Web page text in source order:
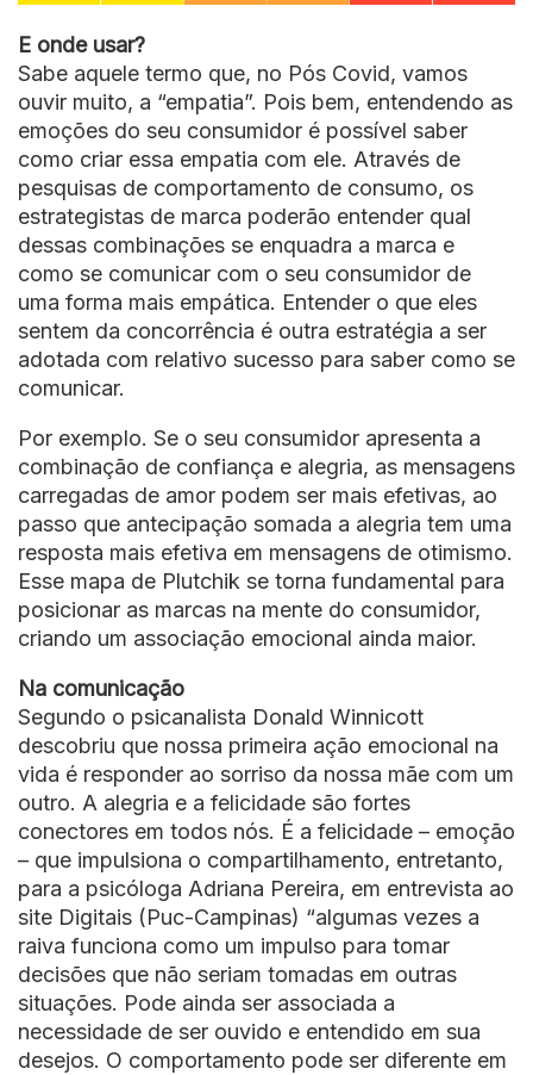
E onde usar?
Sabe aquele termo que, no Pós Covid, vamos
ouvir muito, a “empatia”. Pois bem, entendendo as
emoções do seu consumidor é possível saber
como criar essa empatia com ele. Através de
pesquisas de comportamento de consumo, os
estrategistas de marca poderão entender qual
dessas combinações se enquadra a marca e
como se comunicar com o seu consumidor de
uma forma mais empática. Entender o que eles
sentem da concorrência é outra estratégia a ser
adotada com relativo sucesso para saber como se
comunicar.
Por exemplo. Se o seu consumidor apresenta a
combinação de confiança e alegria, as mensagens
carregadas de amor podem ser mais efetivas, ao
passo que antecipação somada a alegria tem uma
resposta mais efetiva em mensagens de otimismo.
Esse mapa de Plutchik se torna fundamental para
posicionar as marcas na mente do consumidor,
criando um associação emocional ainda maior.
Na comunicação
Segundo o psicanalista Donald Winnicott
descobriu que nossa primeira ação emocional na
vida é responder ao sorriso da nossa mãe com um
outro. A alegria e a felicidade são fortes
conectores em todos nós. É a felicidade – emoção
– que impulsiona o compartilhamento, entretanto,
para a psicóloga Adriana Pereira, em entrevista ao
site Digitais (Puc-Campinas) “algumas vezes a
raiva funciona como um impulso para tomar
decisões que não seriam tomadas em outras
situações. Pode ainda ser associada a
necessidade de ser ouvido e entendido em sua
desejos. O comportamento pode ser diferente em